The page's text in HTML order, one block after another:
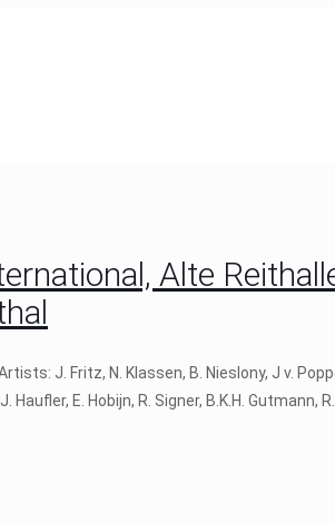
Alte
J. Fritz, N. Klassen, B. Nieslony, J v.
E. Hobijn, R. Signer, B.K.H. Gutmann,